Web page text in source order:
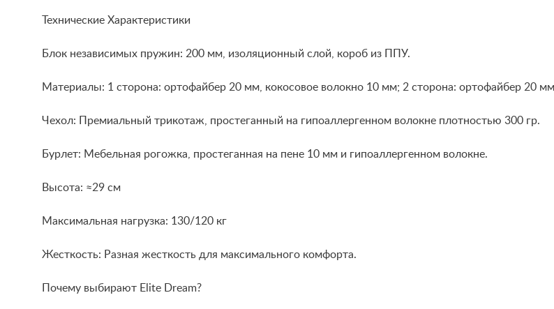
Технические Характеристики
Блок независимых пружин: 200 мм, изоляционный слой, короб из ППУ.
Материалы: 1 сторона: ортофайбер 20 мм, кокосовое волокно 10 мм; 2 сторона: ортофайбер 20
Чехол: Премиальный трикотаж, простеганный на гипоаллергенном волокне плотностью 300 гр.
Бурлет: Мебельная рогожка, простеганная на пене 10 мм и гипоаллергенном волокне.
Высота: ≈29 см
Максимальная нагрузка: 130/120 кг
Жесткость: Разная жесткость для максимального комфорта.
Почему выбирают Elite Dream?